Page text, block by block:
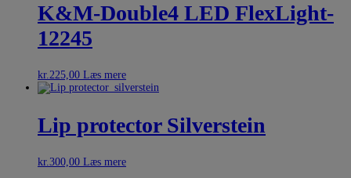
K&M-Double4 LED FlexLight-
12245
kr.225,00 Læs mere
Lip protector Silverstein
kr. 300,00 Læs mere